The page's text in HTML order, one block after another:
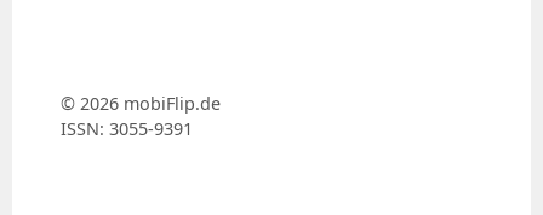
© 2026 mobiFlip.de
ISSN: 3055-9391